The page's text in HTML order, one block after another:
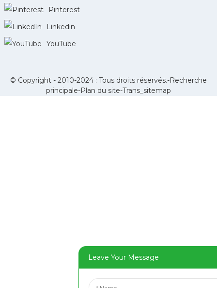
Pinterest
Linkedin
YouTube
© Copyright - 2010-2024 : Tous droits réservés.-Recherche
principale-Plan du site-Trans_sitemap
Leave Your Message